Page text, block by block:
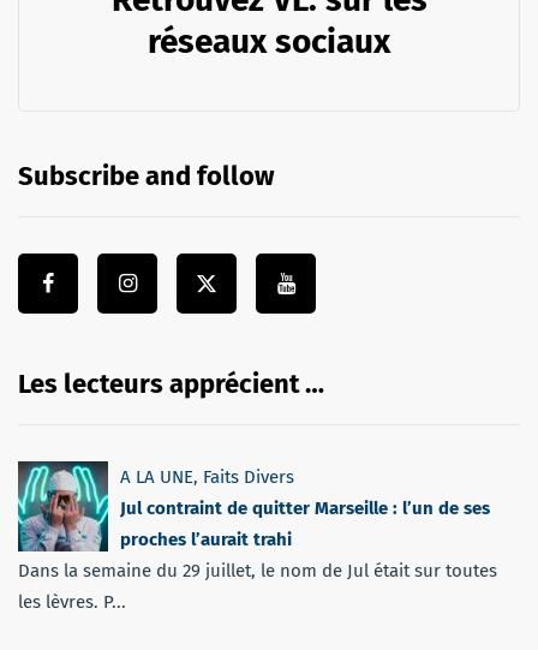
réseaux sociaux
Subscribe and follow
Les lecteurs apprécient …
A LA UNE, Faits Divers
Jul contraint de quitter Marseille : l’un de ses
proches l’aurait trahi
Dans la semaine du 29 juillet, le nom de Jul était sur toutes
les lèvres. P...